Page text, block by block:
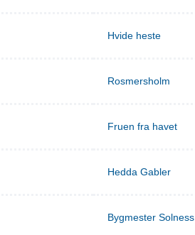
Hvide heste
Rosmersholm
Fruen fra havet
Hedda Gabler
Bygmester Solness